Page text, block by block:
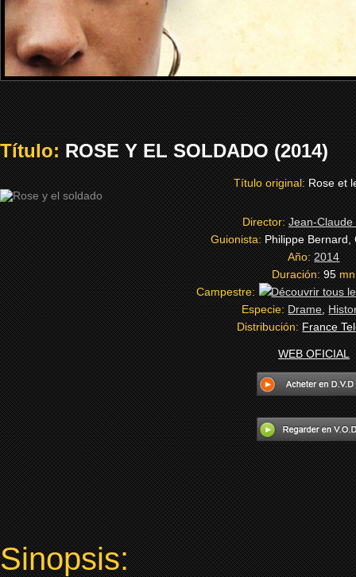
Título:ROSE Y EL SOLDADO (2014)
Título original:Rose et
Director:Jean-Claude
Guionista:Philippe Bernard,
Año:2014
Duración:95mn
Campestre:
Especie:Drame,
Distribución:France
WEB OFICIAL
Sinopsis: